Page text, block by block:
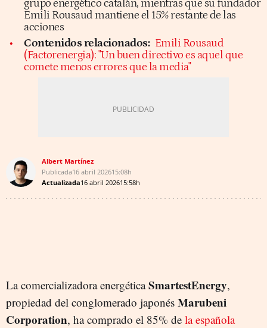
grupo energético catalán, mientras que su fundador
Emili Rousaud mantiene el 15% restante de las
acciones
Contenidos relacionados: Emili Rousaud
(Factorenergia): "Un buen directivo es aquel que
comete menos errores que la media"
Albert Martínez
Publicada16 abril 202615:08h
Actualizada16 abril 202615:58h
La comercializadora energéticaSmartestEnergy,
propiedad del conglomerado japonés Marubeni
Corporation, ha comprado el 85% de la española